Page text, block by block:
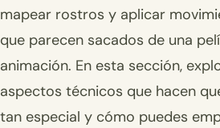
mapear rostros y aplicar
que parecen sacados de una
animación. En esta sección,
aspectos técnicos que hacen
tan especial y cómo puedes